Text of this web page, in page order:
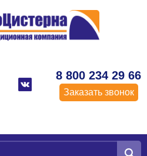
8 800 234 29 66
Заказать звонок